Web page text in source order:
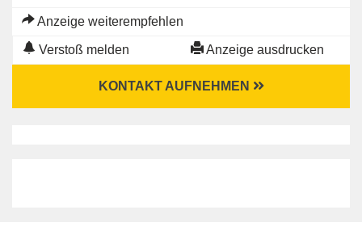
Anzeige weiterempfehlen
Verstoß melden Anzeige ausdrucken
KONTAKT AUFNEHMEN